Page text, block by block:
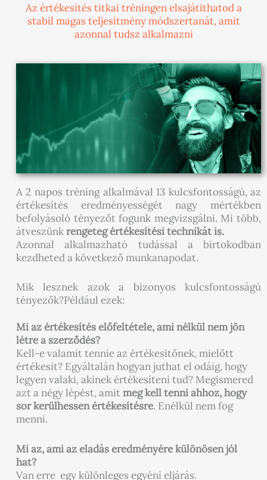
Az értékesítés titkai tréningen elsajátíthatod a
stabil magas teljesítmény módszertanát, amit
azonnal tudsz alkalmazni
A 2 napos tréning alkalmával 13 kulcsfontosságú, az
értékesítés eredményességét nagy mértékben
befolyásoló tényezőt fogunk megvizsgálni. Mi több,
átveszünkrengeteg értékesítési technikát is.
Azonnal alkalmazható tudással a birtokodban
kezdheted a következő munkanapodat.
Mik lesznek azok a bizonyos kulcsfontosságú
tényezők?Például ezek:
Mi az értékesítés előfeltétele, ami nélkül nem jön
létre a szerződés?
Kell-e valamit tennie az értékesítőnek, mielőtt
értékesít? Egyáltalán hogyan juthat el odáig, hogy
legyen valaki, akinek értékesíteni tud? Megismered
azt a négy lépést, amitmeg kell tenni ahhoz, hogy
sor kerülhessen értékesítésre. Enélkül nem fog
menni.
Mi az, ami azeladás eredményére különösen jól
hat?
Van erre egy különleges egyéni eljárás.